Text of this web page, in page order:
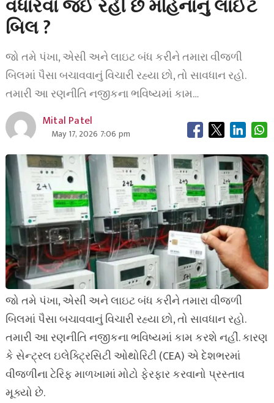
વધારવા જઈ રહી છે મહિનાનું લાઈટ
બિલ ?
જો તમે પંખા, એસી અને લાઇટ બંધ કરીને તમારા વીજળી
બિલમાં પૈસા બચાવવાનું વિચારી રહ્યા છો, તો સાવધાન રહો.
તમારી આ રણનીતિ નજીકના ભવિષ્યમાં કામ…
Mital Patel
May 17, 2026 7:06 pm
જો તમે પંખા, એસી અને લાઇટ બંધ કરીને તમારા વીજળી
બિલમાં પૈસા બચાવવાનું વિચારી રહ્યા છો, તો સાવધાન રહો.
તમારી આ રણનીતિ નજીકના ભવિષ્યમાં કામ કરશે નહીં. કારણ
કે સેન્ટ્રલ ઇલેક્ટ્રિસિટી ઓથોરિટી (CEA) એ દેશભરમાં
વીજળીના ટેરિફ માળખામાં મોટો ફેરફાર કરવાનો પ્રસ્તાવ
મૂક્યો છે.